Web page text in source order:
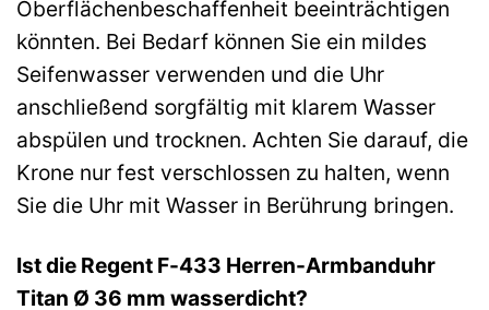
Oberflächenbeschaffenheit beeinträchtigen
könnten. Bei Bedarf können Sie ein mildes
Seifenwasser verwenden und die Uhr
anschließend sorgfältig mit klarem Wasser
abspülen und trocknen. Achten Sie darauf, die
Krone nur fest verschlossen zu halten, wenn
Sie die Uhr mit Wasser in Berührung bringen.
Ist die Regent F-433 Herren-Armbanduhr
Titan Ø 36 mm wasserdicht?